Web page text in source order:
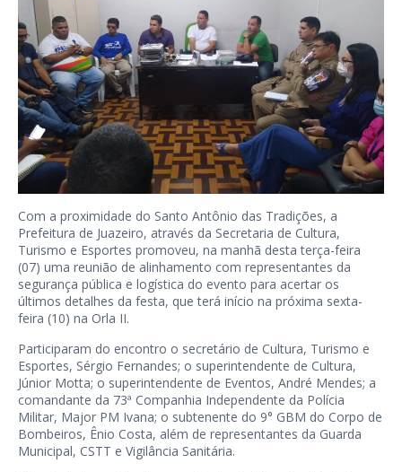
Com a proximidade do Santo Antônio das Tradições, a
Prefeitura de Juazeiro, através da Secretaria de Cultura,
Turismo e Esportes promoveu, na manhã desta terça-feira
(07) uma reunião de alinhamento com representantes da
segurança pública e logística do evento para acertar os
últimos detalhes da festa, que terá início na próxima sexta-
feira (10) na Orla II.
Participaram do encontro o secretário de Cultura, Turismo e
Esportes, Sérgio Fernandes; o superintendente de Cultura,
Júnior Motta; o superintendente de Eventos, André Mendes; a
comandante da 73ª Companhia Independente da Polícia
Militar, Major PM Ivana; o subtenente do 9° GBM do Corpo de
Bombeiros, Ênio Costa, além de representantes da Guarda
Municipal, CSTT e Vigilância Sanitária.